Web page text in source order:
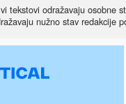
tekstovi odražavaju osobne
nužno stav redakcije